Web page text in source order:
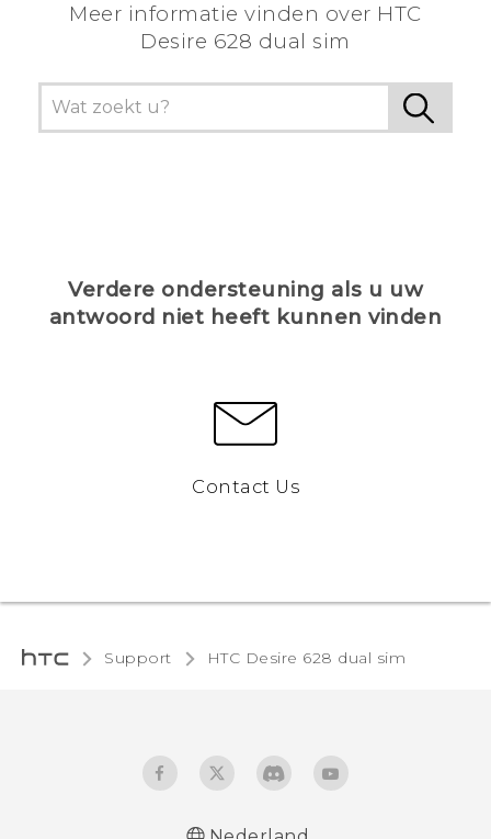
Meer informatie vinden over HTC
Desire 628 dual sim
Verdere ondersteuning als u uw
antwoord niet heeft kunnen vinden
Contact Us
Support HTC Desire 628 dual sim‎